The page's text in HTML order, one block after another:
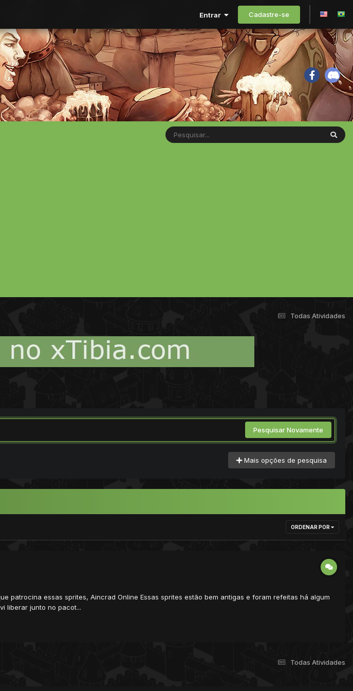
Entrar Cadastre-se
Todas Atividades
Pesquisar Novamente
Mais opções de pesquisa
ORDENAR POR
patrocina essas sprites, Aincrad Online Essas sprites estão bem antigas e foram refeitas há algum
liberar junto no pacot...
Todas Atividades